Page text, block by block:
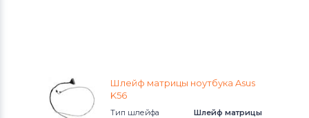
Шлейф матрицы ноутбука Asus
K56
Тип шлейфа
Шлейф матрицы